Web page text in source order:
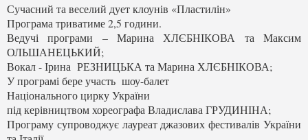
Сучасний та веселий дует клоунів «Пластилін»
Програма триватиме 2,5 години.
Ведучі програми – Марина ХЛЄБНІКОВА та Максим
ОЛЬШАНЕЦЬКИЙ;
Вокал - Ірина РЕЗНИЦЬКА та Марина ХЛЄБНІКОВА;
У програмі бере участь шоу-балет
Національного цирку України
під керівництвом хореографа Владислава ГРУДИНІНА;
Програму супроводжує лауреат джазових фестивалів України